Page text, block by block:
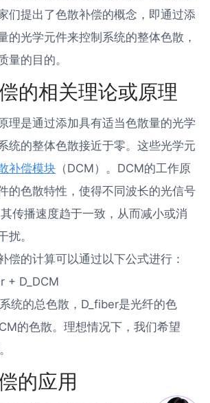
们提出了色散补偿的概念，即通过添
的光学元件来控制系统的整体色散，
量的目的。
的相关理论或原理
理是通过添加具有适当色散量的光学
统的整体色散接近于零。这些光学元
补偿模块 （DCM）。DCM的工作原
的色散特性，使得不同波长的光信号
传播速度趋于一致，从而减小或消
扰。
偿的计算可以通过以下公式进行：
+ D_DCM
统的总色散，D_fiber是光纤的色
的色散。理想情况下，我们希望
的应用